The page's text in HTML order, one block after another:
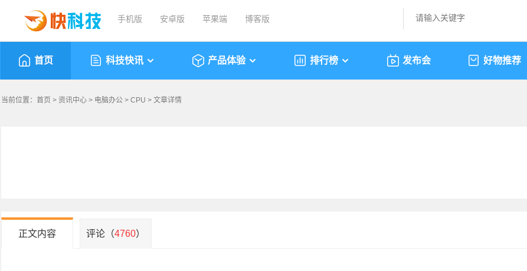
手机版 安卓版 苹果端 博客版
首页 科技快讯 产品体验 排行榜 发布会 好物推荐
当前位置： 首页 > 资讯中心 > 电脑办公 > CPU > 文章详情
正文内容 评论（4760）